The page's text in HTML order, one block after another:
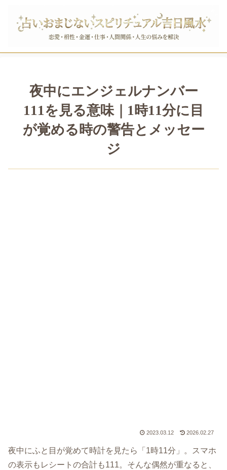
夜中にエンジェルナンバー
111を見る意味｜1時11分に目
が覚める時の警告とメッセー
ジ
2023.03.12 2026.02.27
夜中にふと目が覚めて時計を見たら「1時11分」。スマホ
の表示もレシートの合計も111。そんな偶然が重なると、